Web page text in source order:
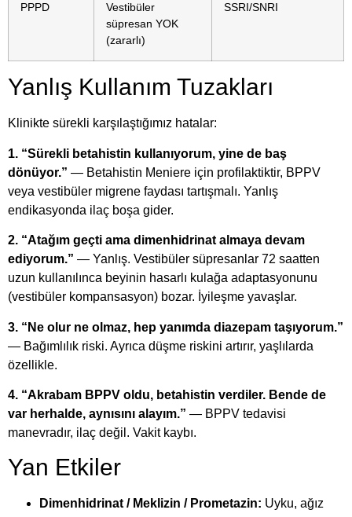
PPPD
Vestibüler
süpresan YOK
(zararlı)
SSRI/SNRI
Yanlış Kullanım Tuzakları
Klinikte sürekli karşılaştığımız hatalar:
1. “Sürekli betahistin kullanıyorum, yine de baş
dönüyor.” — Betahistin Meniere için profilaktiktir, BPPV
veya vestibüler migrene faydası tartışmalı. Yanlış
endikasyonda ilaç boşa gider.
2. “Atağım geçti ama dimenhidrinat almaya devam
ediyorum.” — Yanlış. Vestibüler süpresanlar 72 saatten
uzun kullanılınca beyinin hasarlı kulağa adaptasyonunu
(vestibüler kompansasyon) bozar. İyileşme yavaşlar.
3. “Ne olur ne olmaz, hep yanımda diazepam taşıyorum.”
— Bağımlılık riski. Ayrıca düşme riskini artırır, yaşlılarda
özellikle.
4. “Akrabam BPPV oldu, betahistin verdiler. Bende de
var herhalde, aynısını alayım.” — BPPV tedavisi
manevradır, ilaç değil. Vakit kaybı.
Yan Etkiler
Dimenhidrinat / Meklizin / Prometazin: Uyku, ağız